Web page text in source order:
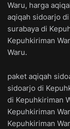
Waru, harga
aqiqah sidoarjo
surabaya di
Kepuhkiriman
Waru.
paket aqiqah
sidoarjo di
di Kepuhkiriman
Kepuhkiriman
Kepuhkiriman